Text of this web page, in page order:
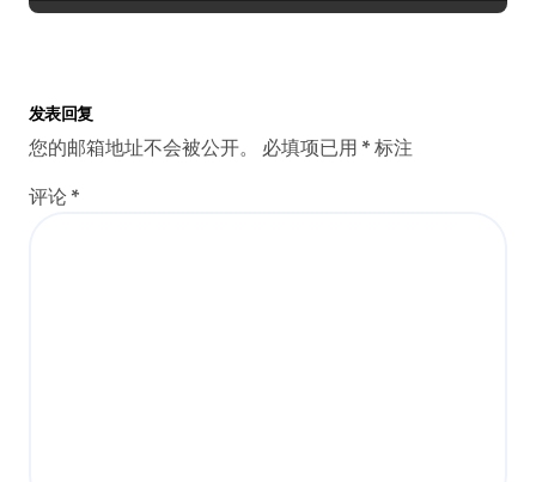
发表回复
您的邮箱地址不会被公开。 必填项已用 * 标注
评论 *